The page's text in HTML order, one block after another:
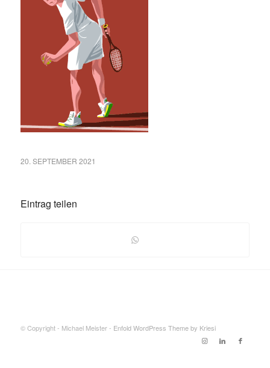
20. SEPTEMBER 2021
Eintrag teilen
© Copyright - Michael Meister - Enfold WordPress Theme by Kriesi